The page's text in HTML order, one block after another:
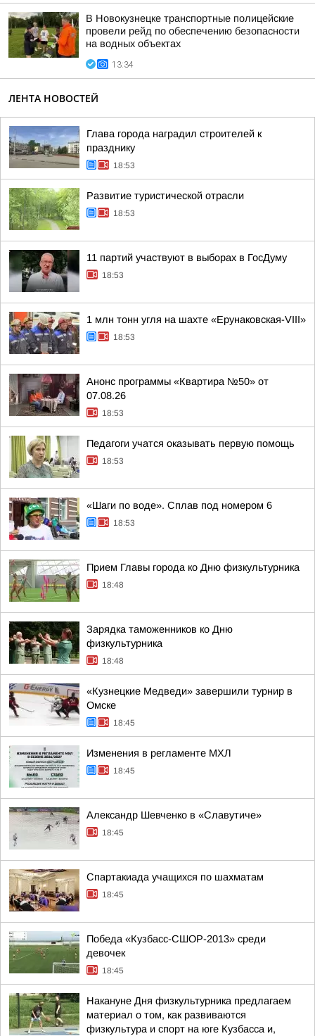
В Новокузнецке транспортные полицейские
провели рейд по обеспечению безопасности
на водных объектах
13:34
ЛЕНТА НОВОСТЕЙ
Глава города наградил строителей к
празднику
18:53
Развитие туристической отрасли
18:53
11 партий участвуют в выборах в ГосДуму
18:53
1 млн тонн угля на шахте «Ерунаковская-VIII»
18:53
Анонс программы «Квартира №50» от
07.08.26
18:53
Педагоги учатся оказывать первую помощь
18:53
«Шаги по воде». Сплав под номером 6
18:53
Прием Главы города ко Дню физкультурника
18:48
Зарядка таможенников ко Дню
физкультурника
18:48
«Кузнецкие Медведи» завершили турнир в
Омске
18:45
Изменения в регламенте МХЛ
18:45
Александр Шевченко в «Славутиче»
18:45
Спартакиада учащихся по шахматам
18:45
Победа «Кузбасс-СШОР-2013» среди
девочек
18:45
Накануне Дня физкультурника предлагаем
материал о том, как развиваются
физкультура и спорт на юге Кузбасса и,